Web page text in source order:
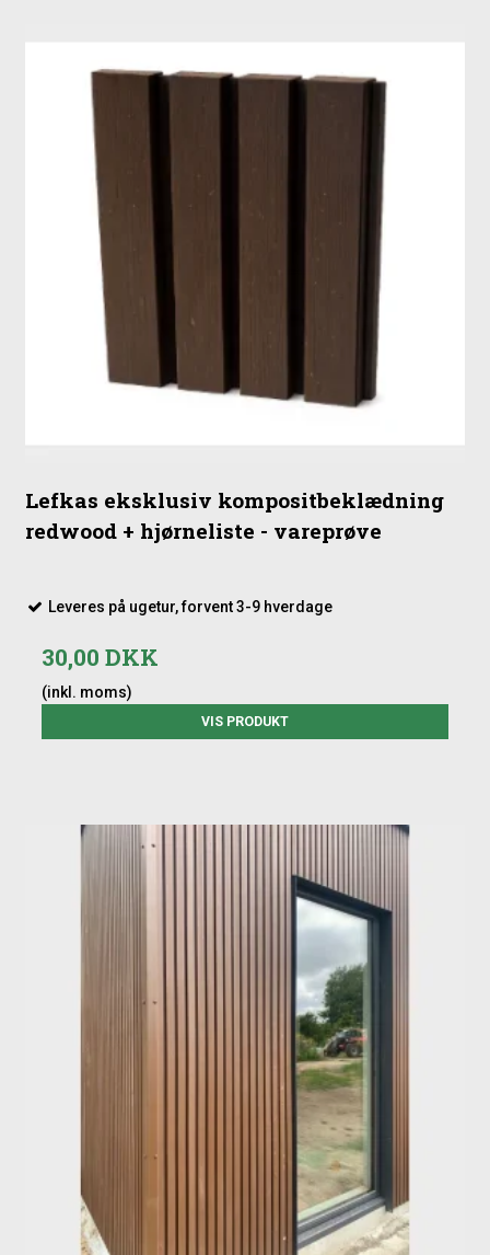
Lefkas eksklusiv kompositbeklædning
redwood + hjørneliste - vareprøve
Leveres på ugetur, forvent 3-9 hverdage
30,00 DKK
(inkl. moms)
VIS PRODUKT